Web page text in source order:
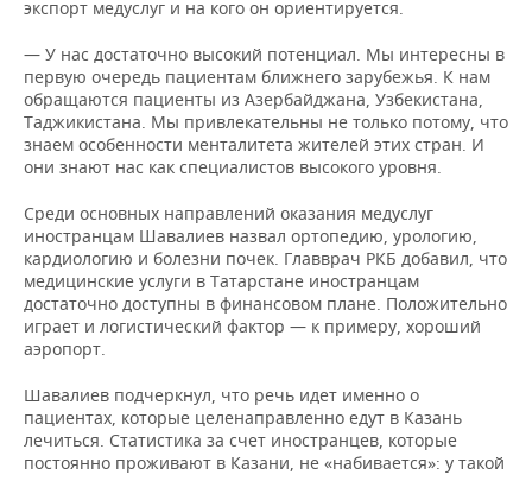
экспорт медуслуг и на кого он ориентируется.
— У нас достаточно высокий потенциал. Мы интересны в
первую очередь пациентам ближнего зарубежья. К нам
обращаются пациенты из Азербайджана, Узбекистана,
Таджикистана. Мы привлекательны не только потому, что
знаем особенности менталитета жителей этих стран. И
они знают нас как специалистов высокого уровня.
Среди основных направлений оказания медуслуг
иностранцам Шавалиев назвал ортопедию, урологию,
кардиологию и болезни почек. Главврач РКБ добавил, что
медицинские услуги в Татарстане иностранцам
достаточно доступны в финансовом плане. Положительно
играет и логистический фактор — к примеру, хороший
аэропорт.
Шавалиев подчеркнул, что речь идет именно о
пациентах, которые целенаправленно едут в Казань
лечиться. Статистика за счет иностранцев, которые
постоянно проживают в Казани, не «набивается»: у такой